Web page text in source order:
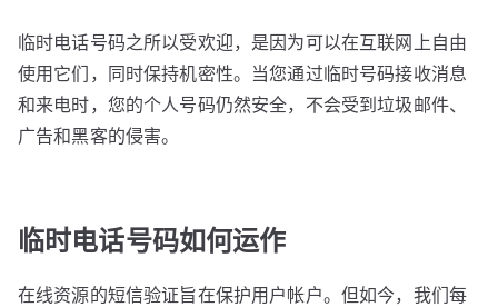
临时电话号码之所以受欢迎，是因为可以在互联网上自由
使用它们，同时保持机密性。当您通过临时号码接收消息
和来电时，您的个人号码仍然安全，不会受到垃圾邮件、
广告和黑客的侵害。
临时电话号码如何运作
在线资源的短信验证旨在保护用户帐户。但如今，我们每